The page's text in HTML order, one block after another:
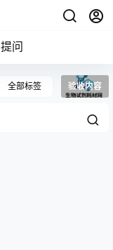
提问
全部标签 验收内容